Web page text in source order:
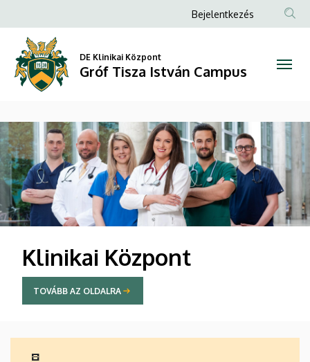
Tisza
István
Campus
Anonim
menüje
Bejelentkezés
DE Klinikai Központ
Gróf Tisza István Campus
Klinikai Központ
TOVÁBB AZ OLDALRA